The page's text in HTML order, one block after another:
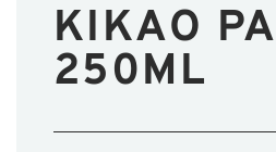
KIKAO
250ML